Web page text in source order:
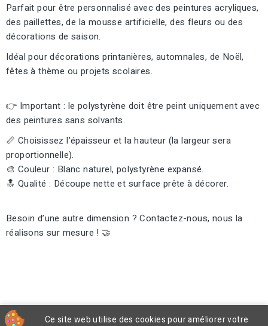
Parfait pour être personnalisé avec des peintures acryliques,
des paillettes, de la mousse artificielle, des fleurs ou des
décorations de saison.
Idéal pour décorations printanières, automnales, de Noël,
fêtes à thème ou projets scolaires.
👉 Important : le polystyrène doit être peint uniquement avec
des peintures sans solvants.
📏 Choisissez l’épaisseur et la hauteur (la largeur sera
proportionnelle).
🎨 Couleur : Blanc naturel, polystyrène expansé.
🔝 Qualité : Découpe nette et surface prête à décorer.
Besoin d’une autre dimension ? Contactez-nous, nous la
réalisons sur mesure ! 🤝
Ce site web utilise des cookies pour améliorer votre